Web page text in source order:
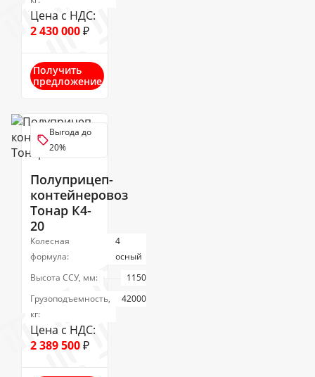
Цена с НДС:
2 430 000₽
Получить
предложение
Выгода до
20%
Полуприцеп-
контейнеровоз
Тонар К4-
20
Колесная
формула:
4
осный
Высота ССУ, мм:
1150
Грузоподъемность,
кг:
42000
Цена с НДС:
2 389 500₽